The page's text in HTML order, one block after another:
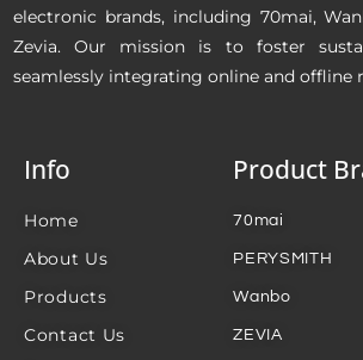
electronic brands, including 70mai,
Zevia. Our mission is to foster
seamlessly integrating online and offline
Info
Home
About Us
Products
Contact Us
Product
70mai
PERYSMITH
Wanbo
ZEVIA